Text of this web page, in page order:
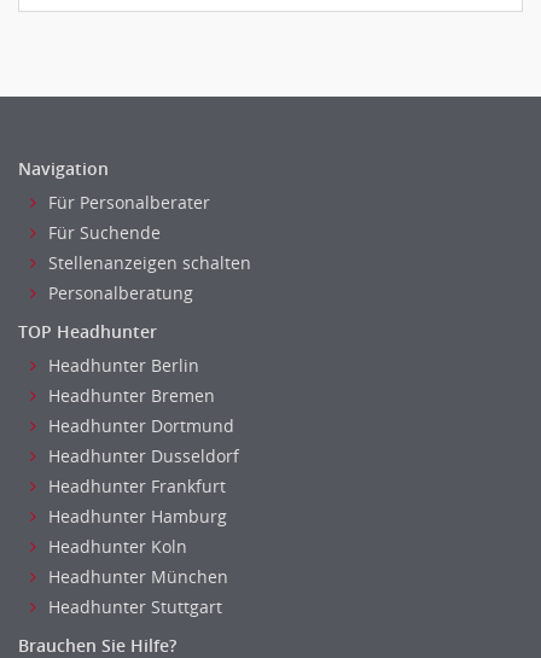
Navigation
Für Personalberater
Für Suchende
Stellenanzeigen schalten
Personalberatung
TOP Headhunter
Headhunter Berlin
Headhunter Bremen
Headhunter Dortmund
Headhunter Dusseldorf
Headhunter Frankfurt
Headhunter Hamburg
Headhunter Koln
Headhunter München
Headhunter Stuttgart
Brauchen Sie Hilfe?